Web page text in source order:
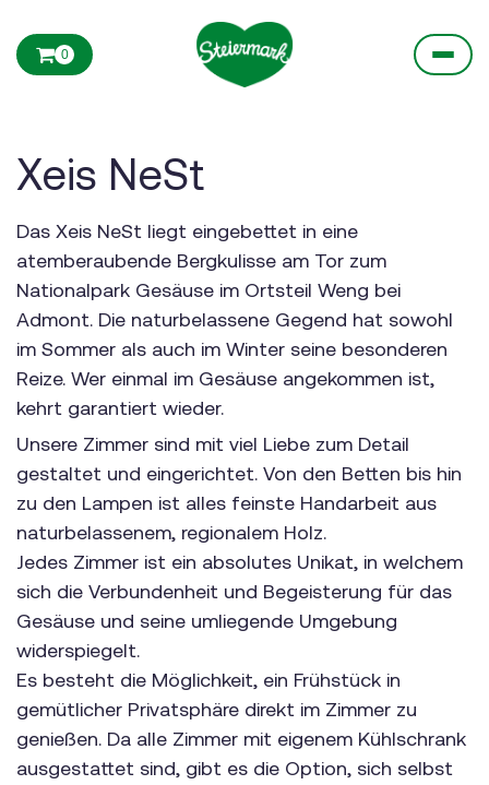
0
Xeis NeSt
Das Xeis NeSt liegt eingebettet in eine
atemberaubende Bergkulisse am Tor zum
Nationalpark Gesäuse im Ortsteil Weng bei
Admont. Die naturbelassene Gegend hat sowohl
im Sommer als auch im Winter seine besonderen
Reize. Wer einmal im Gesäuse angekommen ist,
kehrt garantiert wieder.
Unsere Zimmer sind mit viel Liebe zum Detail
gestaltet und eingerichtet. Von den Betten bis hin
zu den Lampen ist alles feinste Handarbeit aus
naturbelassenem, regionalem Holz.
Jedes Zimmer ist ein absolutes Unikat, in welchem
sich die Verbundenheit und Begeisterung für das
Gesäuse und seine umliegende Umgebung
widerspiegelt.
Es besteht die Möglichkeit, ein Frühstück in
gemütlicher Privatsphäre direkt im Zimmer zu
genießen. Da alle Zimmer mit eigenem Kühlschrank
ausgestattet sind, gibt es die Option, sich selbst